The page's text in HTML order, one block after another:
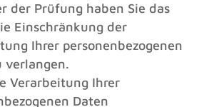
der Prüfung haben Sie das
Einschränkung der
Ihrer personenbezogenen
verlangen.
Verarbeitung Ihrer
Daten